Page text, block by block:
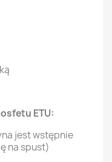
ETU:
jest wstępnie
na spust)